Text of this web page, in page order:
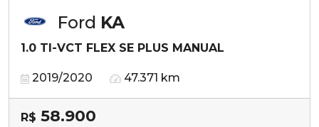
Ford KA
1.0 TI-VCT FLEX SE PLUS MANUAL
2019/2020 47.371 km
R$ 58.900